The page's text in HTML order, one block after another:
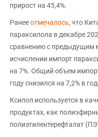
прирост на 45,4%.
Ранееотмечалось, что
параксилола в декабре
сравнению с предыдущим
исчислении импорт
на 7%. Общий объем
году снизился на 7,2% в
Ксилол используется в
продуктах, как
полиэтилентерефталат